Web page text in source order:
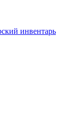
инвентарь